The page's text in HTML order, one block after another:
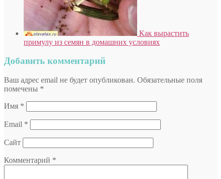
Как вырастить
примулу из семян в домашних условиях
Добавить комментарий
Ваш адрес email не будет опубликован. Обязательные поля
помечены *
Имя *
Email *
Сайт
Комментарий *